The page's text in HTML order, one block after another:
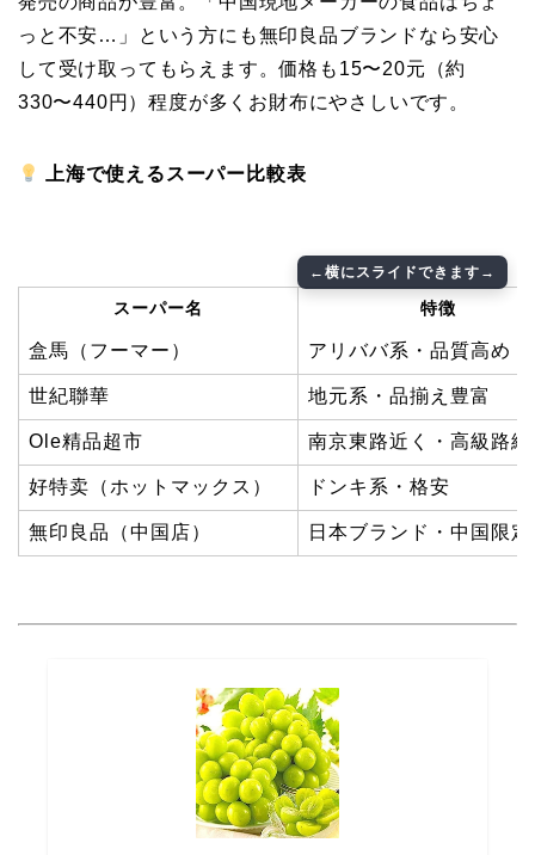
っと不安…」という方にも無印良品ブランドなら安心
して受け取ってもらえます。価格も15〜20元（約
330〜440円）程度が多くお財布にやさしいです。
上海で使えるスーパー比較表
スーパー名 特徴
盒馬（フーマー） アリババ系・品質高め
世紀聯華 地元系・品揃え豊富
Ole精品超市 南京東路近く・高級路線
好特卖（ホットマックス） ドンキ系・格安
無印良品（中国店） 日本ブランド・中国限